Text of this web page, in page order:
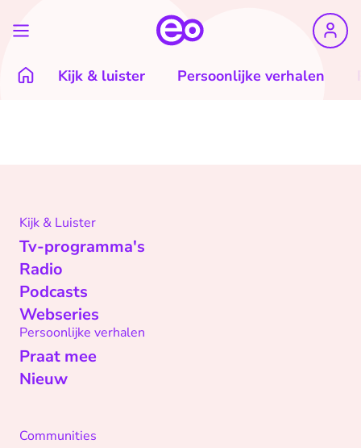
Kijk & luister Persoonlijke verhalen
Kijk & Luister
Tv-programma's
Radio
Podcasts
Webseries
Persoonlijke verhalen
Praat mee
Nieuw
Communities